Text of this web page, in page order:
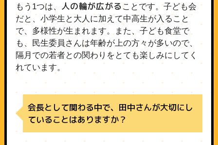
もう1つは、 人の輪が広がる ことです。子ども会
だと、小学生と大人に加えて中高生が入ること
で、多様性が生まれます。また、子ども食堂で
も、民生委員さんは年齢が上の方々が多いので、
隔月での若者との関わりをとても楽しみにしてく
れています。
会長として関わる中で、田中さんが大切にし
ていることはありますか？